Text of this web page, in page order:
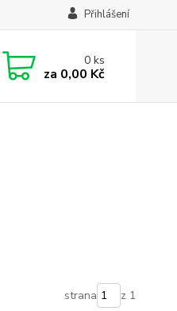
Přihlášení
0ks
za 0,00 Kč
strana z 1